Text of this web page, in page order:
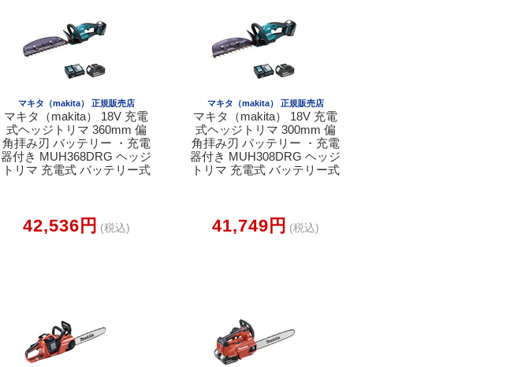
マキタ（makita） 正規販売店
マキタ（makita） 18V 充電
式ヘッジトリマ 360mm 偏
角拝み刃 バッテリー ・充電
器付き MUH368DRG ヘッジ
トリマ 充電式 バッテリー式
42,536円 (税込)
マキタ（makita） 正規販売店
マキタ（makita） 18V 充電
式ヘッジトリマ 300mm 偏
角拝み刃 バッテリー ・充電
器付き MUH308DRG ヘッジ
トリマ 充電式 バッテリー式
41,749円 (税込)